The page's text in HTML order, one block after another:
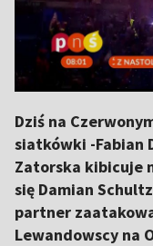
Dziś na
siatkówki -Fabian
Zatorska kibicuje
się Damian
partner
Lewandowscy na